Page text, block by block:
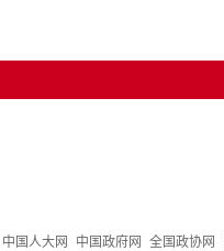
中国人大网 中国政府网 全国政协网